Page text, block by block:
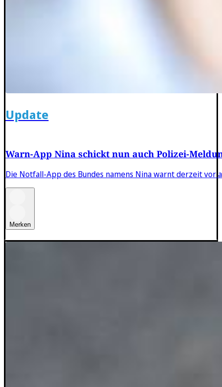
Update
Warn-App Nina schickt nun auch Polizei-
Die Notfall-App des Bundes namens Nina warnt derzeit
Merken